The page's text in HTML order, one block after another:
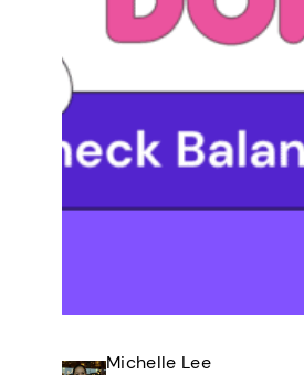
Michelle Lee